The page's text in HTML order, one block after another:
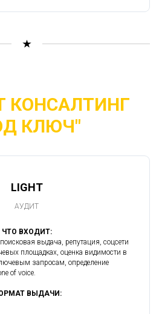
КОНСАЛТИНГ
КЛЮЧ"
LIGHT
АУДИТ
ЧТО ВХОДИТ:
выдача, репутация, соцсети
площадках, оценка видимости в
запросам, определение
of voice.
ВЫДАЧИ: